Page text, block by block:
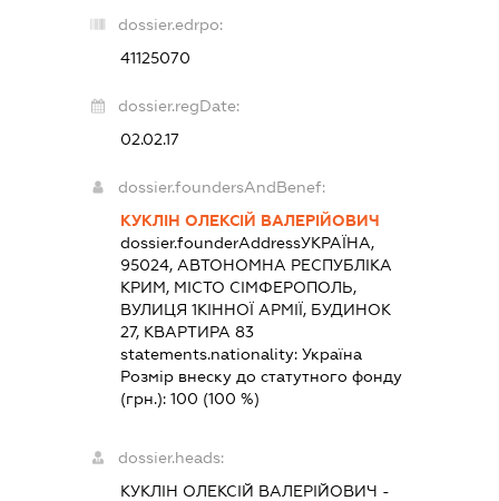
dossier.edrpo:
41125070
dossier.regDate:
02.02.17
dossier.foundersAndBenef:
КУКЛІН ОЛЕКСІЙ ВАЛЕРІЙОВИЧ
dossier.founderAddressУКРАЇНА,
95024, АВТОНОМНА РЕСПУБЛІКА
КРИМ, МІСТО СІМФЕРОПОЛЬ,
ВУЛИЦЯ 1КІННОЇ АРМІЇ, БУДИНОК
27, КВАРТИРА 83
statements.nationality:Україна
Розмір внеску до статутного фонду
(грн.):100 (100 %)
dossier.heads:
КУКЛІН ОЛЕКСІЙ ВАЛЕРІЙОВИЧ -